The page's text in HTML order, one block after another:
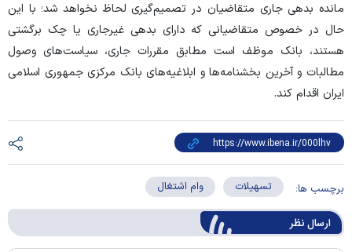
مانده بدهی جاری متقاضیان در تصمیم‌گیری لحاظ نخواهد شد؛ با این
حال در خصوص متقاضیانی که دارای بدهی غیرجاری یا چک برگشتی
هستند، بانک موظف است مطابق مقررات جاری، سیاست‌های وصول
مطالبات و آخرین بخشنامه‌ها و ابلاغیه‌های بانک مرکزی جمهوری اسلامی
ایران اقدام کند.
برچسب ها: تسهیلات وام اشتغال
ارسال‌ نظر